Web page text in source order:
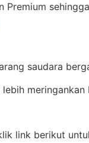
Premium
saudara
lebih
link berikut